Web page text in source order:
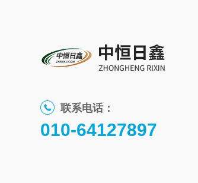
联系电话：
010-64127897